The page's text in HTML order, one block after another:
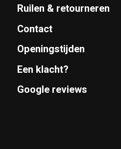
Ruilen & retourneren
Contact
Openingstijden
Een klacht?
Google reviews